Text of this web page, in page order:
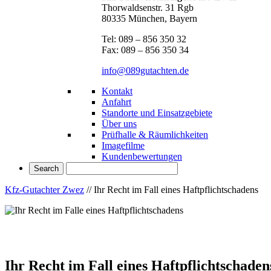
Thorwaldsenstr. 31 Rgb
80335 München, Bayern
Tel: 089 – 856 350 32
Fax: 089 – 856 350 34
info@089gutachten.de
Kontakt
Anfahrt
Standorte und Einsatzgebiete
Über uns
Prüfhalle & Räumlichkeiten
Imagefilme
Kundenbewertungen
Kfz-Gutachter Zwez //Ihr Recht im Fall eines Haftpflichtschadens
Ihr Recht im Fall eines